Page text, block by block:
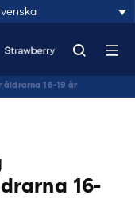
16-19 år
16-